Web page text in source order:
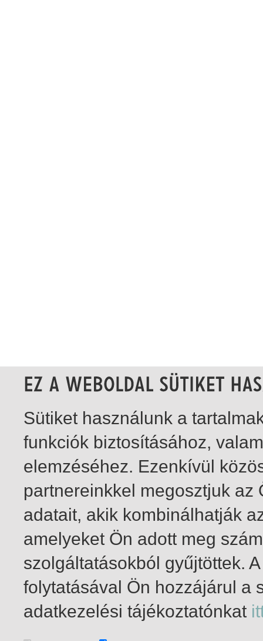
1-6 / insgesamt 6 Treffer
Sütiket használunk a
funkciók biztosításához,
elemzéséhez. Ezenkívül
partnereinkkel megosztjuk
adatait, akik kombinálhatják
amelyeket Ön adott meg
szolgáltatásokból gyűjtöttek.
folytatásával Ön hozzájárul a
adatkezelési tájékoztatónkat